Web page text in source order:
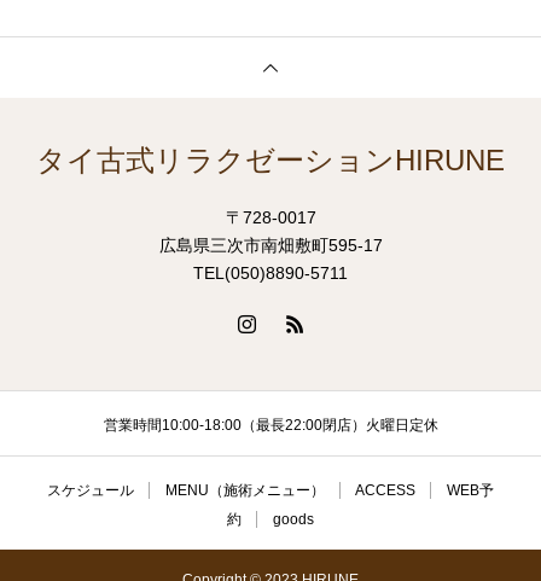
タイ古式リラクゼーションHIRUNE
〒728-0017
広島県三次市南畑敷町595-17
TEL(050)8890-5711
営業時間10:00-18:00（最長22:00閉店）火曜日定休
スケジュール MENU（施術メニュー） ACCESS
WEB予
約
goods